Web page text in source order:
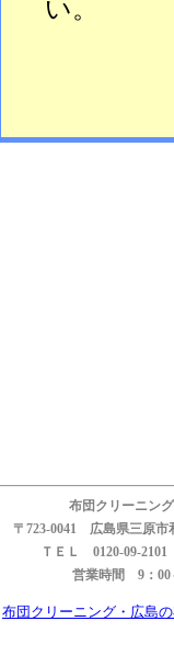
い。
布団クリーニン
〒723-0041 広島県三原
ＴＥＬ 0120-09-
営業時間 9：
布団クリーニング・広島